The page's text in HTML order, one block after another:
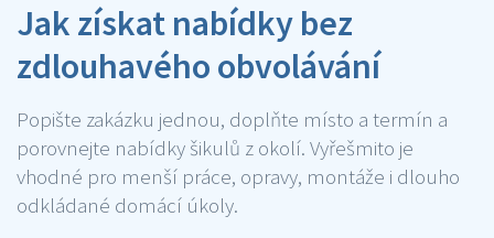
Jak získat nabídky bez
zdlouhavého obvolávání
Popište zakázku jednou, doplňte místo a termín a
porovnejte nabídky šikulů z okolí. Vyřešmito je
vhodné pro menší práce, opravy, montáže i dlouho
odkládané domácí úkoly.